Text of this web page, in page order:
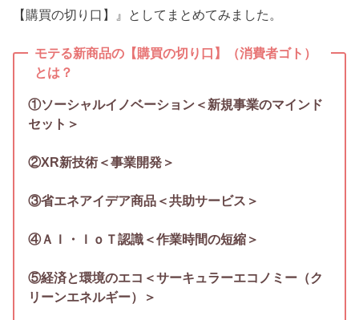
【購買の切り口】』としてまとめてみました。
モテる新商品の【購買の切り口】（消費者ゴト）
とは？
①ソーシャルイノベーション＜新規事業のマインド
セット＞
②XR新技術＜事業開発＞
③省エネアイデア商品＜共助サービス＞
④ＡＩ・ＩｏＴ認識＜作業時間の短縮＞
⑤経済と環境のエコ＜サーキュラーエコノミー（ク
リーンエネルギー）＞